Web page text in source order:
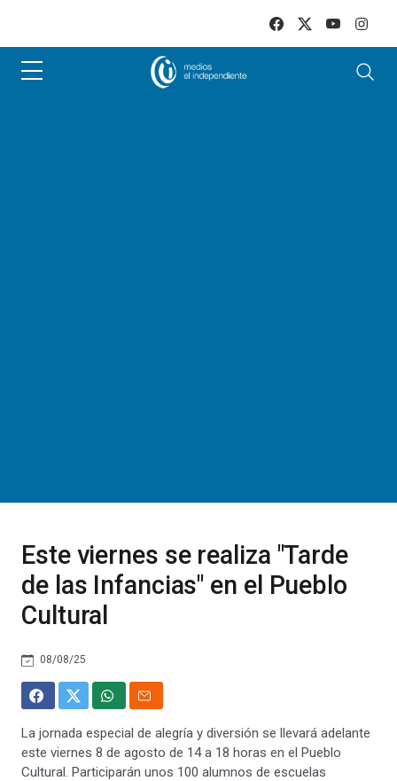
Este viernes se realiza "Tarde
de las Infancias" en el Pueblo
Cultural
08/08/25
La jornada especial de alegría y diversión se llevará adelante
este viernes 8 de agosto de 14 a 18 horas en el Pueblo
Cultural. Participarán unos 100 alumnos de escuelas